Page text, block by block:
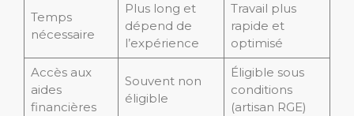
Temps
nécessaire
Plus long et
dépend de
l’expérience
Travail plus
rapide et
optimisé
Accès aux
aides
financières
Souvent non
éligible
Éligible sous
conditions
(artisan RGE)